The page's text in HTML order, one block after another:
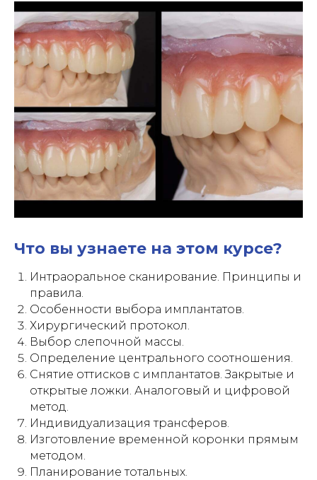
Что вы узнаете на этом курсе?
Интраоральное сканирование. Принципы и
правила.
Особенности выбора имплантатов.
Хирургический протокол.
Выбор слепочной массы.
Определение центрального соотношения.
Снятие оттисков с имплантатов. Закрытые и
открытые ложки. Аналоговый и цифровой
метод.
Индивидуализация трансферов.
Изготовление временной коронки прямым
методом.
Планирование тотальных.